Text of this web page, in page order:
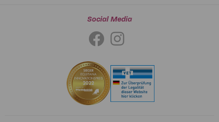
Social Media